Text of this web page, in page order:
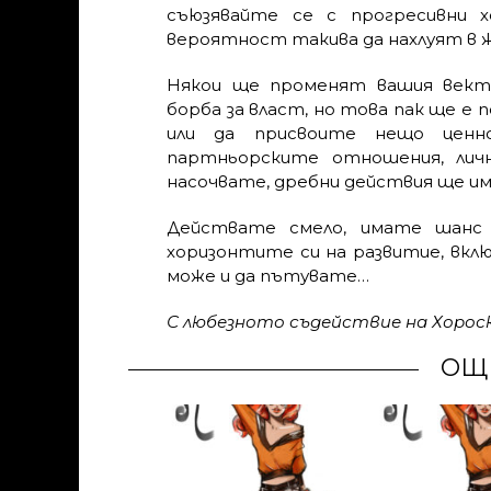
съюзявайте се с прогресивни
вероятност такива да нахлуят в
Някои ще променят вашия
борба за власт, но това пак ще е
или да присвоите нещо
партньорските отношения,
насочвате, дребни действия ще
Действате смело, имате шанс
хоризонтите си на развитие,
може и да пътувате…
С любезното съдействие на